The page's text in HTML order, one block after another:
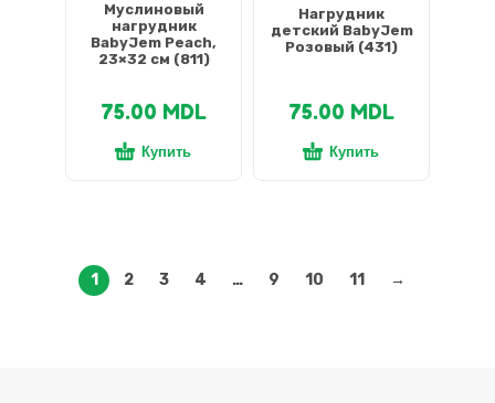
Муслиновый
нагрудник
BabyJem Peach,
23×32 см (811)
75.00 MDL
Купить
Нагрудник
детский BabyJem
Розовый (431)
75.00 MDL
Купить
1 2 3 4 … 9 10 11 →